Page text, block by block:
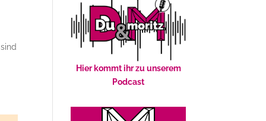
Hier kommt ihr zu unserem
Podcast